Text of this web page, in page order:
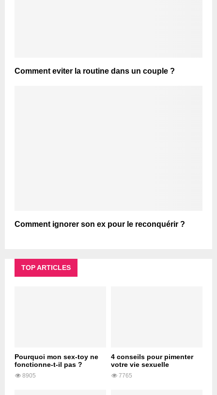
Comment eviter la routine dans un couple ?
Comment ignorer son ex pour le reconquérir ?
TOP ARTICLES
Pourquoi mon sex-toy ne
fonctionne-t-il pas ?
8905
4 conseils pour pimenter
votre vie sexuelle
7765